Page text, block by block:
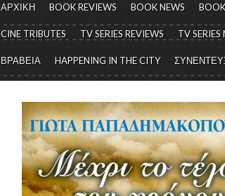
ΑΡΧΙΚΗ BOOK REVIEWS BOOK NEWS
CINE TRIBUTES TV SERIES REVIEWS TV SERIES
ΒΡΑΒΕΙΑ HAPPENING IN THE CITY